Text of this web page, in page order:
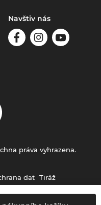
Navštiv nás
dat Tiráž
práva vyhrazena.